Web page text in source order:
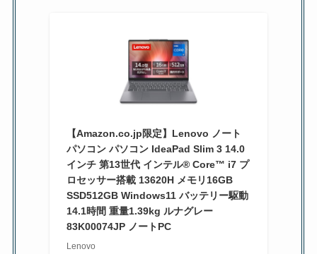
【Amazon.co.jp限定】Lenovo ノート
パソコン パソコン IdeaPad Slim 3 14.0
インチ 第13世代 インテル® Core™ i7 プ
ロセッサー搭載 13620H メモリ16GB
SSD512GB Windows11 バッテリー駆動
14.1時間 重量1.39kg ルナグレー
83K00074JP ノートPC
Lenovo